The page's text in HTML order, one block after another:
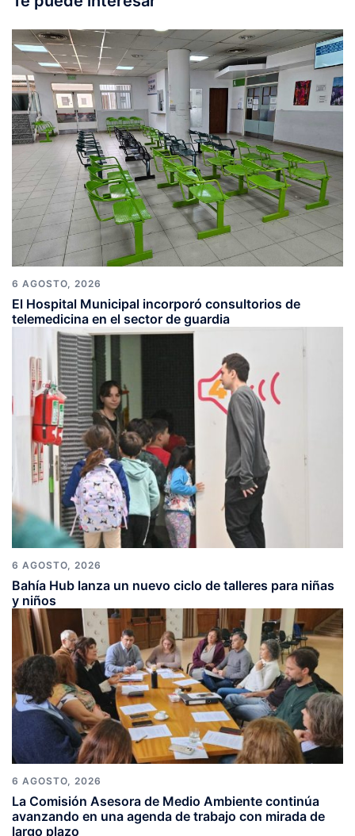
6 AGOSTO, 2026
El Hospital Municipal incorporó consultorios de
telemedicina en el sector de guardia
6 AGOSTO, 2026
Bahía Hub lanza un nuevo ciclo de talleres para niñas
y niños
6 AGOSTO, 2026
La Comisión Asesora de Medio Ambiente continúa
avanzando en una agenda de trabajo con mirada de
largo plazo